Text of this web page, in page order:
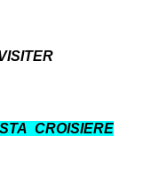
CROISIERE